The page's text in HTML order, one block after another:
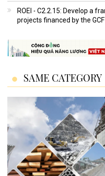
ROEI - C2.2.15: Develop a
projects financed by the GCF
SAME CATEGORY